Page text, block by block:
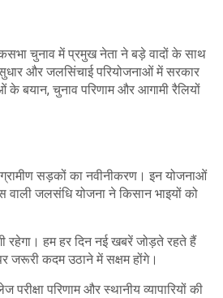
चुनाव में प्रमुख नेता ने बड़े वादों के साथ
और जलसिंचाई परियोजनाओं में सरकार
बयान, चुनाव परिणाम और आगामी रैलियों
सड़कों का नवीनीकरण। इन योजनाओं
वाली जलसंधि योजना ने किसान भाइयों को
हम हर दिन नई खबरें जोड़ते रहते हैं
जरूरी कदम उठाने में सक्षम होंगे।
परिणाम और स्थानीय व्यापारियों की